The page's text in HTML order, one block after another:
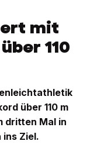
mit
110
über 110 m
dritten Mal in
ins Ziel.